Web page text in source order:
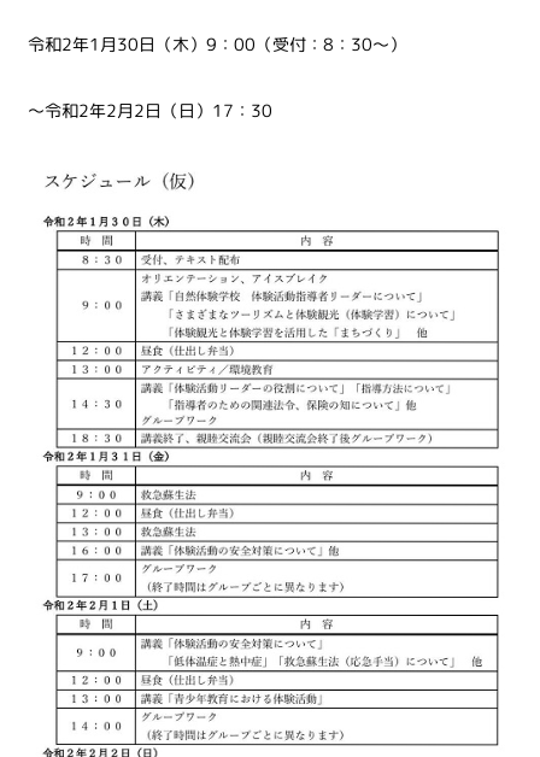
令和2年1月30日（木）9：00（受付：8：30～）
～令和2年2月2日（日）17：30